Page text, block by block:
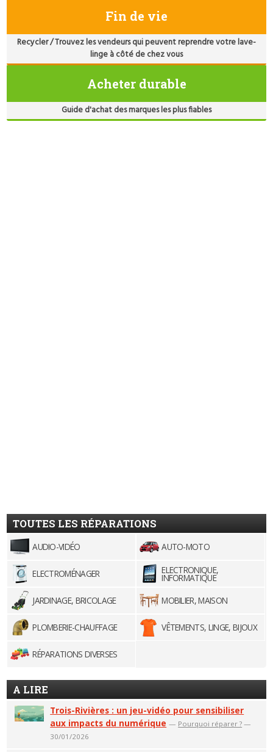
Fin de vie
Recycler / Trouvez les vendeurs qui peuvent reprendre votre lave-
linge à côté de chez vous
Acheter durable
Guide d'achat des marques les plus fiables
TOUTES LES RÉPARATIONS
AUDIO-VIDÉO AUTO-MOTO
ELECTROMÉNAGER ELECTRONIQUE,
INFORMATIQUE
JARDINAGE, BRICOLAGE
MOBILIER, MAISON
PLOMBERIE-CHAUFFAGE VÊTEMENTS, LINGE, BIJOUX
RÉPARATIONS DIVERSES
A LIRE
Trois-Rivières : un jeu-vidéo pour sensibiliser
aux impacts du numérique — Pourquoi réparer ? —
30/01/2026